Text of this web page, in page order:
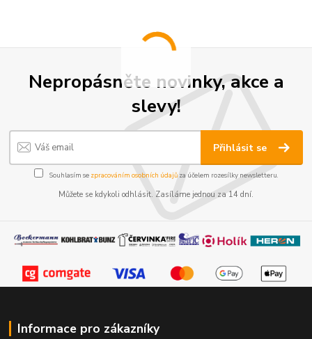
Nepropásněte novinky, akce a
slevy!
Přihlásit se
Souhlasím se zpracováním osobních údajůza účelem rozesílky newsletteru.
Můžete se kdykoli odhlásit. Zasíláme jednou za 14 dní.
Informace pro zákazníky